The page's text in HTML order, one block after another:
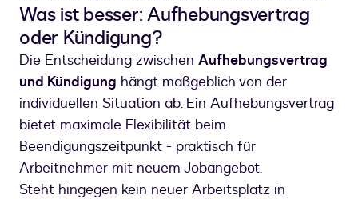
Was ist besser: Aufhebungsvertrag
oder Kündigung?
Die Entscheidung zwischen Aufhebungsvertrag
und Kündigung hängt maßgeblich von der
individuellen Situation ab. Ein Aufhebungsvertrag
bietet maximale Flexibilität beim
Beendigungszeitpunkt - praktisch für
Arbeitnehmer mit neuem Jobangebot.
Steht hingegen kein neuer Arbeitsplatz in